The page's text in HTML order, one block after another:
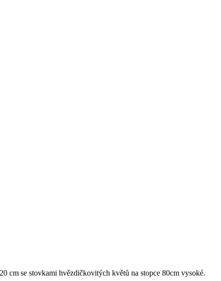
cm se stovkami hvězdičkovitých květů na stopce 80cm vysoké.